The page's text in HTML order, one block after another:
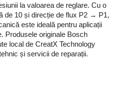
la valoarea de reglare. Cu o
de 10 și direcție de flux P2 → P1,
este ideală pentru aplicații
Produsele originale Bosch
local de CreatX Technology
și servicii de reparații.